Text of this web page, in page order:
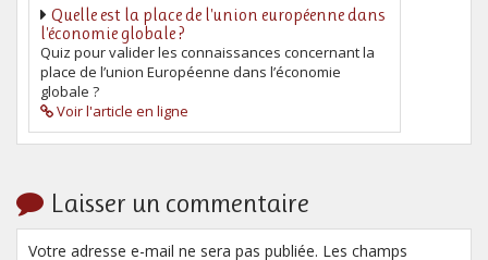
Quelle est la place de l'union européenne dans
l'économie globale ?
Quiz pour valider les connaissances concernant la
place de l’union Européenne dans l’économie
globale ?
Voir l'article en ligne
Laisser un commentaire
Votre adresse e-mail ne sera pas publiée. Les champs